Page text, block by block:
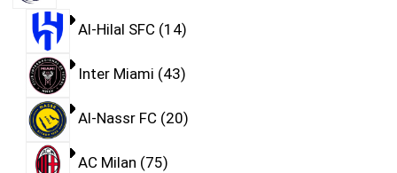
Al-Hilal SFC 14
Inter Miami 43
Al-Nassr FC 20
AC Milan 75